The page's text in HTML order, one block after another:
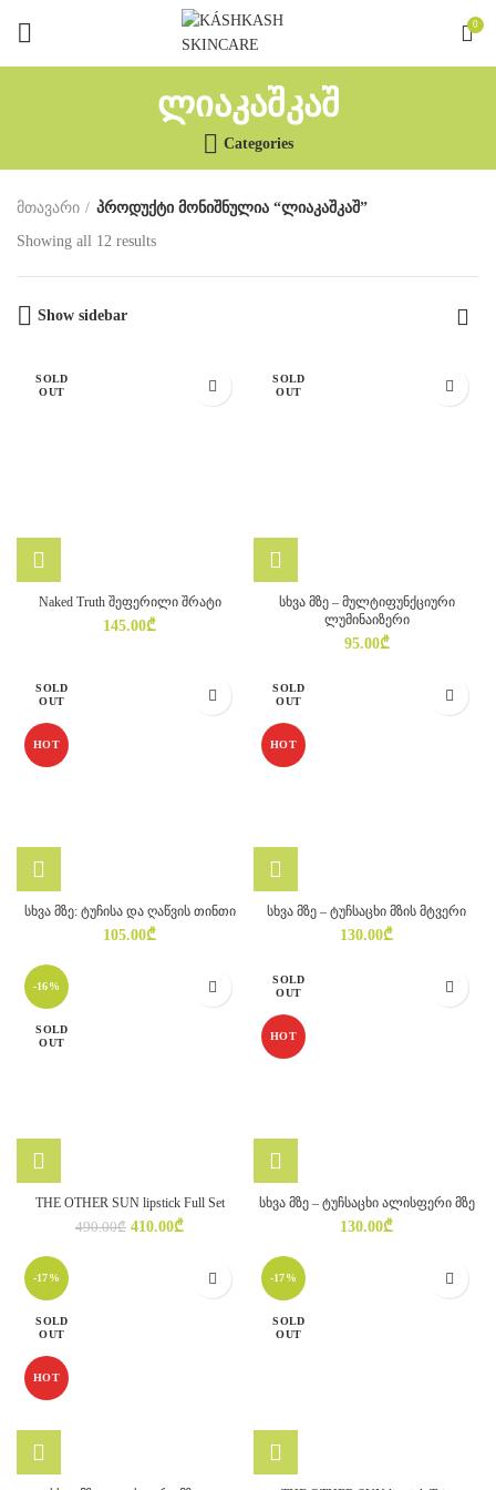
0
ᲚᲘᲐᲙᲐᲨᲙᲐᲨ
Categories
მთავარი
პროდუქტი მონიშნულია “ლიაკაშკაშ”
Showing all 12 results
Show sidebar
SOLD
OUT
Naked Truth შეფერილი შრატი
145.00₾
SOLD
OUT
სხვა მზე – მულტიფუნქციური
ლუმინაიზერი
95.00₾
SOLD
OUT
HOT
სხვა მზე: ტუჩისა და ღაწვის თინთი
105.00₾
SOLD
OUT
HOT
სხვა მზე – ტუჩსაცხი მზის მტვერი
130.00₾
-16%
SOLD
OUT
THE OTHER SUN lipstick Full Set
490.00₾ Original
410.00₾Current
410.00₾.
SOLD
OUT
HOT
სხვა მზე – ტუჩსაცხი ალისფერი მზე
130.00₾
-17%
SOLD
OUT
HOT
-17%
SOLD
OUT